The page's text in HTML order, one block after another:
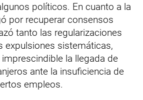
políticos. En cuanto a la
por recuperar consensos
tanto las regularizaciones
expulsiones sistemáticas,
la llegada de
ante la insuficiencia de
empleos.